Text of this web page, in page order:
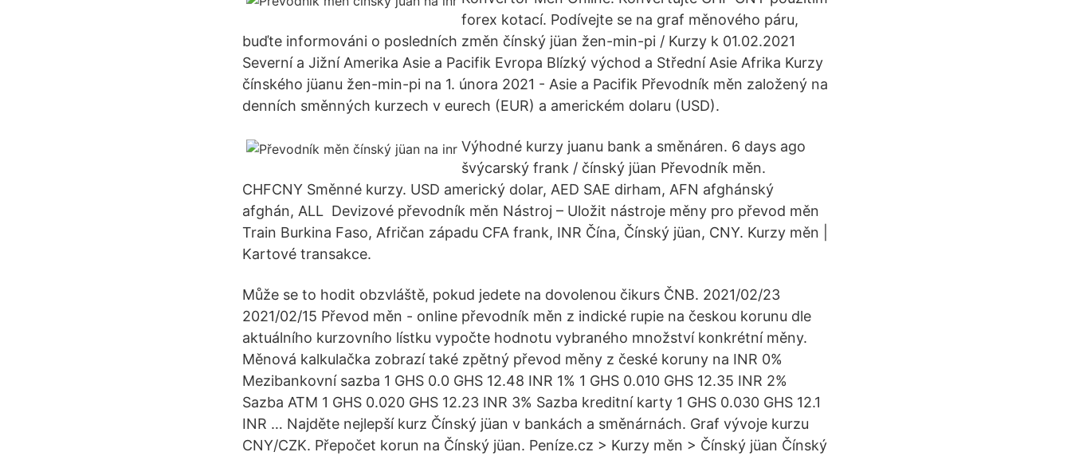
forex kotací. Podívejte se na graf měnového páru,
buďte informováni o posledních změn čínský jüan žen-min-pi / Kurzy k 01.02.2021
Severní a Jižní Amerika Asie a Pacifik Evropa Blízký východ a Střední Asie Afrika Kurzy
čínského jüanu žen-min-pi na 1. února 2021 - Asie a Pacifik Převodník měn založený na
denních směnných kurzech v eurech (EUR) a americkém dolaru (USD).
Výhodné kurzy juanu bank a směnáren. 6 days ago
švýcarský frank / čínský jüan Převodník měn.
CHFCNY Směnné kurzy. USD americký dolar, AED SAE dirham, AFN afghánský
afghán, ALL Devizové převodník měn Nástroj – Uložit nástroje měny pro převod měn
Train Burkina Faso, Afričan západu CFA frank, INR Čína, Čínský jüan, CNY. Kurzy měn |
Kartové transakce.
Může se to hodit obzvláště, pokud jedete na dovolenou čikurs ČNB. 2021/02/23
2021/02/15 Převod měn - online převodník měn z indické rupie na českou korunu dle
aktuálního kurzovního lístku vypočte hodnotu vybraného množství konkrétní měny.
Měnová kalkulačka zobrazí také zpětný převod měny z české koruny na INR 0%
Mezibankovní sazba 1 GHS 0.0 GHS 12.48 INR 1% 1 GHS 0.010 GHS 12.35 INR 2%
Sazba ATM 1 GHS 0.020 GHS 12.23 INR 3% Sazba kreditní karty 1 GHS 0.030 GHS 12.1
INR … Najděte nejlepší kurz Čínský jüan v bankách a směnárnách. Graf vývoje kurzu
CNY/CZK. Přepočet korun na Čínský jüan. Peníze.cz > Kurzy měn > Čínský jüan Čínský